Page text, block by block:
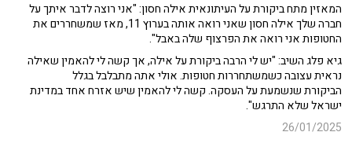
המאזין מתח ביקורת על העיתונאית אילה חסון: "אני רוצה לדבר איתך על
חברה שלך אילה חסון שאני רואה אותה בערוץ 11, מאז שמשחררים את
החטופות אני רואה את הפרצוף שלה באבל".
גיא פלג השיב: "יש לי הרבה ביקורת על אילה, אך קשה לי להאמין שאילה
נראית עצובה כשמשתחררות חטופות. אולי אתה מתבלבל בגלל
הביקורת שנשמעת על העסקה. קשה לי להאמין שיש אזרח אחד במדינת
ישראל שלא התרגש".
26/01/2025